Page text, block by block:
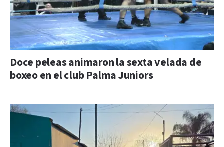
Doce peleas animaron la sexta velada de
boxeo en el club Palma Juniors